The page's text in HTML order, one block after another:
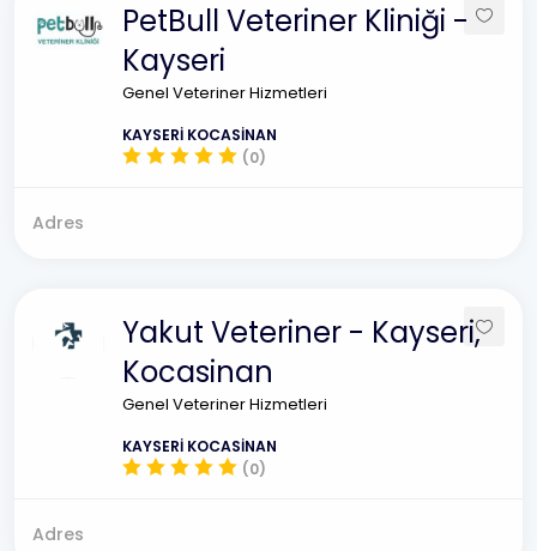
PetBull Veteriner Kliniği -
Kayseri
Genel Veteriner Hizmetleri
KAYSERİ KOCASİNAN
(0)
Adres
Yakut Veteriner - Kayseri,
Kocasinan
Genel Veteriner Hizmetleri
KAYSERİ KOCASİNAN
(0)
Adres